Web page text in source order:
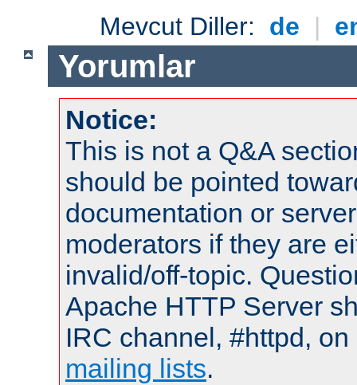
Mevcut Diller: de |
Yorumlar
Notice:
This is not a Q&A
should be pointed
documentation or
moderators if they are
invalid/off-topic.
Apache HTTP Server
IRC channel, #httpd,
mailing lists.